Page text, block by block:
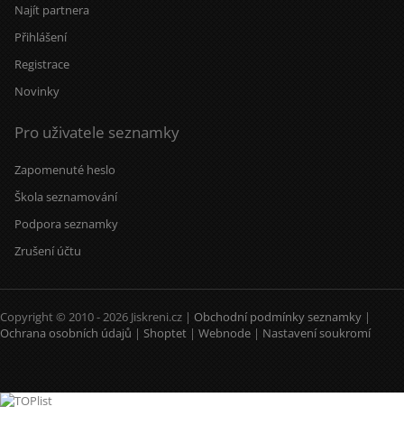
Najít partnera
Přihlášení
Registrace
Novinky
Pro uživatele seznamky
Zapomenuté heslo
Škola seznamování
Podpora seznamky
Zrušení účtu
Copyright © 2010 - 2026 Jiskreni.cz | Obchodní podmínky seznamky |
Ochrana osobních údajů | Shoptet | Webnode | Nastavení soukromí